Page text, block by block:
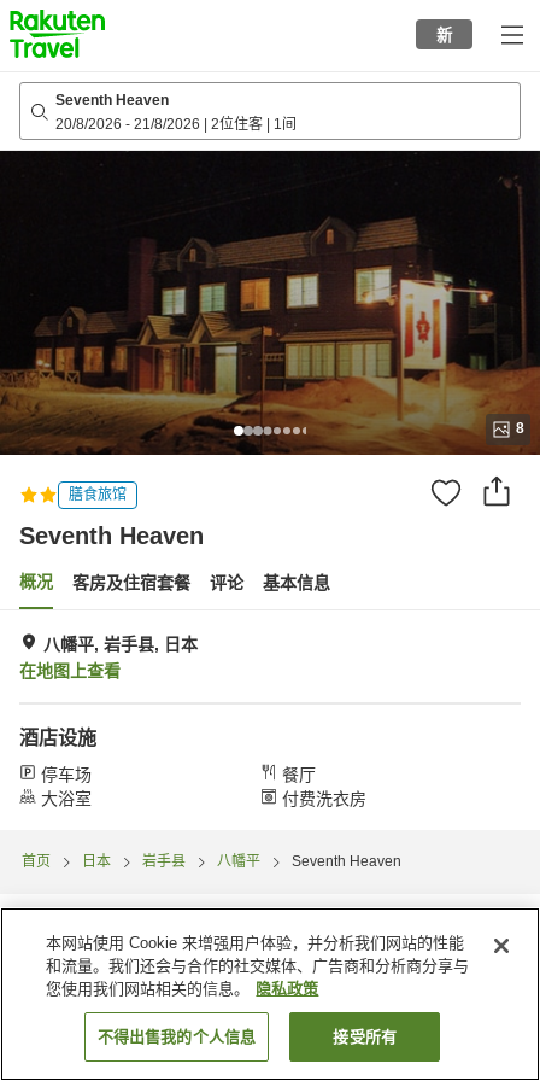
to
top
page
新
Seventh Heaven
20/8/2026 - 21/8/2026 2位住客 1间
8
膳食旅馆
Seventh Heaven
概况 客房及住宿套餐 评论 基本信息
八幡平, 岩手县, 日本
在地图上查看
酒店设施
停车场
餐厅
大浴室
付费洗衣房
首页 日本 岩手县 八幡平 Seventh Heaven
搜索客房
本网站使用 Cookie 来增强用户体验，并分析我们网站的性能
和流量。我们还会与合作的社交媒体、广告商和分析商分享与
您使用我们网站相关的信息。
隐私政策
不得出售我的个人信息 接受所有